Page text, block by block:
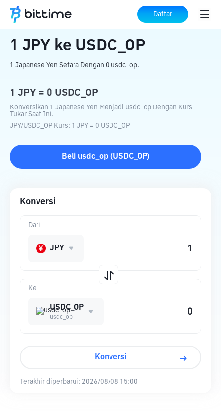
Daftar
Beranda Konverter Kripto ke USDC_OP
1 JPY ke USDC_OP
1 Japanese Yen Setara Dengan 0 usdc_op.
1 JPY = 0 USDC_OP
Konversikan 1 Japanese Yen Menjadi usdc_op Dengan Kurs
Tukar Saat Ini.
JPY/USDC_OP Kurs: 1 JPY = 0 USDC_OP
Beli usdc_op (USDC_OP)
Konversi
Ke
USDC_OP
usdc_op
Dari
JPY
Konversi
Terakhir diperbarui: 2026/08/08 15:00